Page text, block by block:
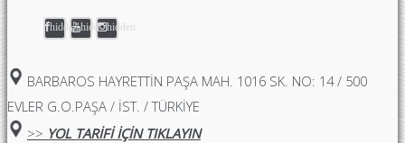
hiddenhiddenhidden
BARBAROS HAYRETTIN PAŞA MAH. 1016 SK. NO: 14 / 500
EVLER G.O.PAŞA / İST. / TÜRKİYE
>> YOL TARİFİ İÇİN TIKLAYIN